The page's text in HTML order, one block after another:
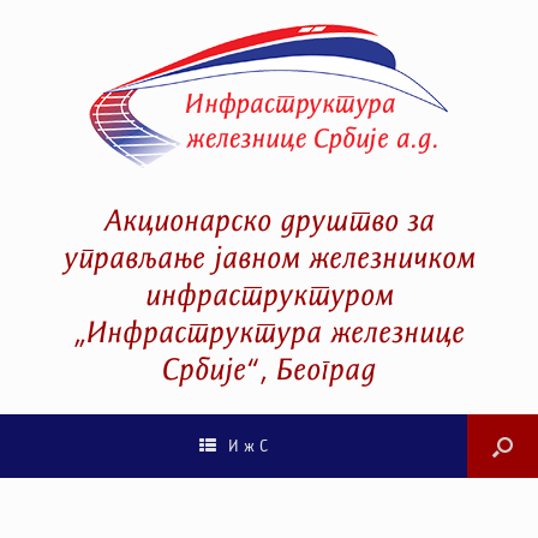
Акционарско друштво за
управљање јавном железничком
инфраструктуром
„Инфраструктура железнице
Србије“, Београд
И ж С